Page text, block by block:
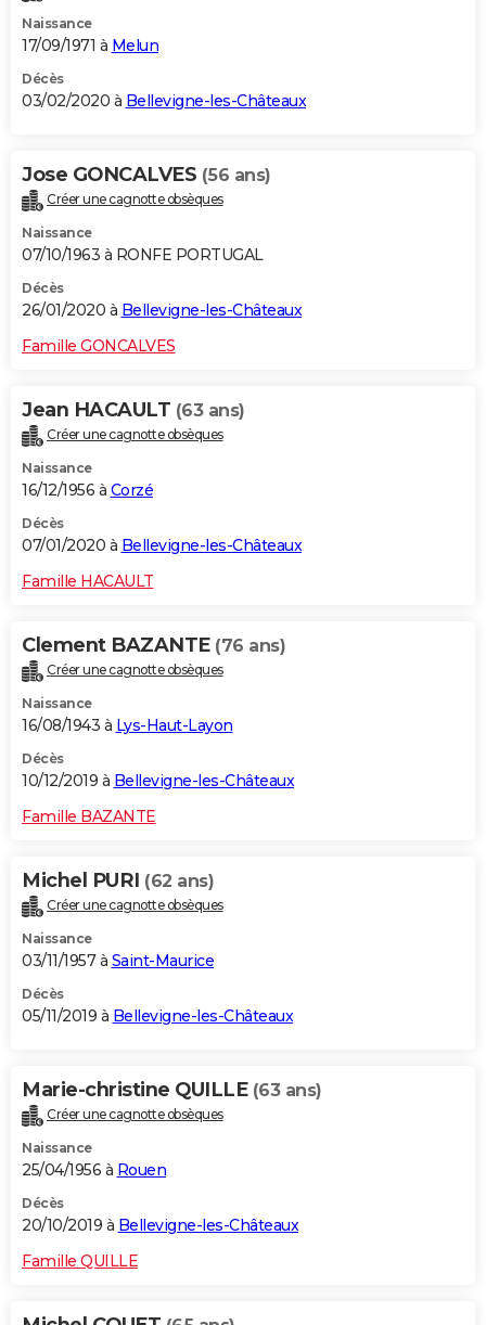
Naissance
17/09/1971 à Melun
Décès
03/02/2020 à Bellevigne-les-Châteaux
Jose GONCALVES (56 ans)
Créer une cagnotte obsèques
Naissance
07/10/1963 à RONFE PORTUGAL
Décès
26/01/2020 à Bellevigne-les-Châteaux
Famille GONCALVES
Jean HACAULT (63 ans)
Créer une cagnotte obsèques
Naissance
16/12/1956 à Corzé
Décès
07/01/2020 à Bellevigne-les-Châteaux
Famille HACAULT
Clement BAZANTE (76 ans)
Créer une cagnotte obsèques
Naissance
16/08/1943 à Lys-Haut-Layon
Décès
10/12/2019 à Bellevigne-les-Châteaux
Famille BAZANTE
Michel PURI (62 ans)
Créer une cagnotte obsèques
Naissance
03/11/1957 à Saint-Maurice
Décès
05/11/2019 à Bellevigne-les-Châteaux
Marie-christine QUILLE (63 ans)
Créer une cagnotte obsèques
Naissance
25/04/1956 à Rouen
Décès
20/10/2019 à Bellevigne-les-Châteaux
Famille QUILLE